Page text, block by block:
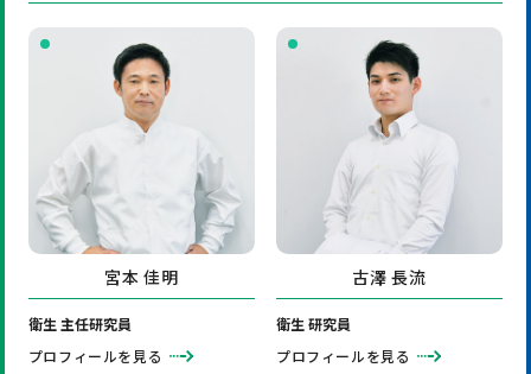
宮本 佳明
衛生 主任研究員
プロフィールを見る
古澤 長流
衛生 研究員
プロフィールを見る